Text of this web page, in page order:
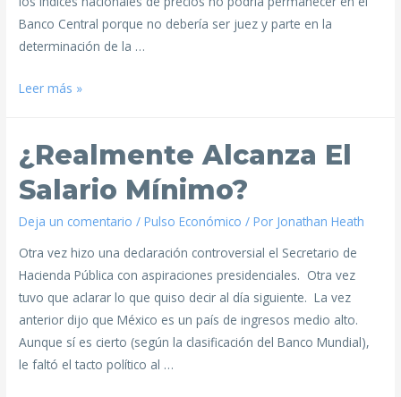
Banco Central porque no debería ser juez y parte en la
determinación de la …
Leer más »
¿Realmente Alcanza El
Salario Mínimo?
Deja un comentario /Pulso Económico / Por Jonathan Heath
Otra vez hizo una declaración controversial el Secretario de
Hacienda Pública con aspiraciones presidenciales. Otra vez
tuvo que aclarar lo que quiso decir al día siguiente. La vez
anterior dijo que México es un país de ingresos medio alto.
Aunque sí es cierto (según la clasificación del Banco Mundial),
le faltó el tacto político al …